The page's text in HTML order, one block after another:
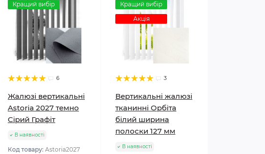
Кращий вибір
6
Жалюзі вертикальні
Astoria 2027 темно
Сірий Графіт
В наявності
Код товару: Astoria2027
Кращий вибір
Акція
3
Вертикальні жалюзі
тканинні Орбіта
білий ширина
полоски 127 мм
В наявності